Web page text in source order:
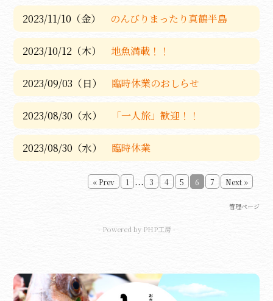
2023/11/10（金） のんびりまったり真鶴半島
2023/10/12（木） 地魚満載！！
2023/09/03（日） 臨時休業のおしらせ
2023/08/30（水） 「一人旅」歓迎！！
2023/08/30（水） 臨時休業
« Prev 1 ... 3 4 5 6 7 Next »
管理ページ
- Powered by PHP工房 -